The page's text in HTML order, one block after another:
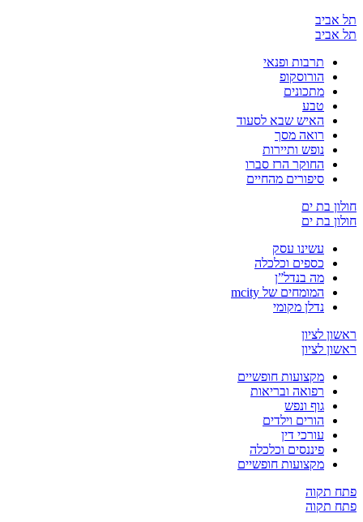
תרבות ופנאי
הורוסקופ
מתכונים
טבע
האיש שבא לסעוד
רואה מסך
נופש ותיירות
החוקר הרז סברו
סיפורים מהחיים
בת ים
בת ים
עשינו עסק
כספים וכלכלה
מה בנדל”ן
המומחים של mcity
נדלן מקומי
לציון
לציון
מקצועות חופשיים
רפואה ובריאות
גוף ונפש
הורים וילדים
עורכי דין
פיננסים וכלכלה
מקצועות חופשיים